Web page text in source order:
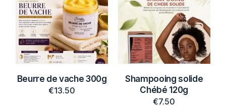
Beurre de vache 300g
€13.50
Shampooing solide
Chébé 120g
€7.50